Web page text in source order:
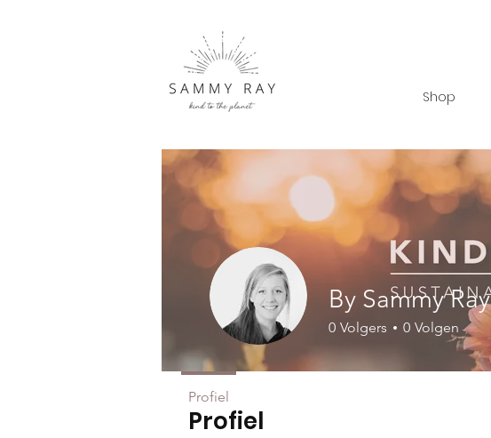
Shop
Profiel
By Sammy Ray
0 Volgers 0 Volgen
Profiel